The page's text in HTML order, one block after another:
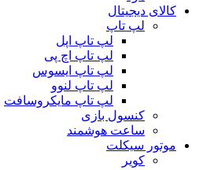
کالای دیجیتال
لپ تاپ
لپ تاپ اپل
لپ تاپ اچ پی
لپ تاپ ایسوس
لپ تاپ لنوو
لپ تاپ مایکروسافت
کنسول بازی
ساعت هوشمند
موتور سیکلت
کویر